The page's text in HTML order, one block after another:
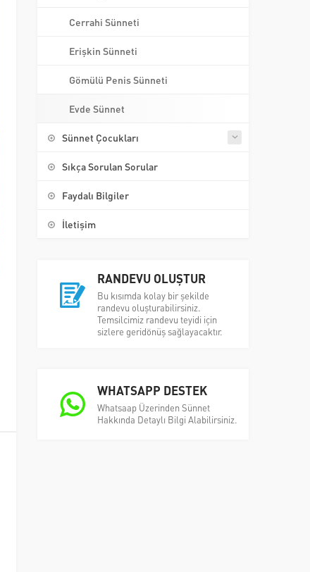
Cerrahi Sünneti
Erişkin Sünneti
Gömülü Penis Sünneti
Evde Sünnet
Sünnet Çocukları
Sıkça Sorulan Sorular
Faydalı Bilgiler
İletişim
RANDEVU OLUŞTUR
Bu kısımda kolay bir şekilde
randevu oluşturabilirsiniz.
Temsilcimiz randevu teyidi için
sizlere geridönüş sağlayacaktır.
WHATSAPP DESTEK
Whatsaap Üzerinden Sünnet
Hakkında Detaylı Bilgi Alabilirsiniz.